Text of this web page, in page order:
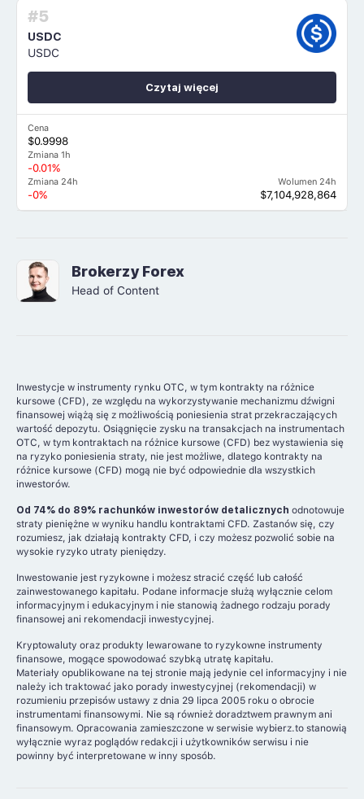
#5
USDC
USDC
Cena
$0.9998
Zmiana 1h
-0.01%
Zmiana 24h
-0%
Wolumen 24h
$7,104,928,864
Czytaj więcej
Brokerzy Forex
Head of Content
Inwestycje w instrumenty rynku OTC, w tym kontrakty na różnice
kursowe (CFD), ze względu na wykorzystywanie mechanizmu dźwigni
finansowej wiążą się z możliwością poniesienia strat przekraczających
wartość depozytu. Osiągnięcie zysku na transakcjach na instrumentach
OTC, w tym kontraktach na różnice kursowe (CFD) bez wystawienia się
na ryzyko poniesienia straty, nie jest możliwe, dlatego kontrakty na
różnice kursowe (CFD) mogą nie być odpowiednie dla wszystkich
inwestorów.
Od 74% do 89% rachunków inwestorów detalicznych odnotowuje
straty pieniężne w wyniku handlu kontraktami CFD. Zastanów się, czy
rozumiesz, jak działają kontrakty CFD, i czy możesz pozwolić sobie na
wysokie ryzyko utraty pieniędzy.
Inwestowanie jest ryzykowne i możesz stracić część lub całość
zainwestowanego kapitału. Podane informacje służą wyłącznie celom
informacyjnym i edukacyjnym i nie stanowią żadnego rodzaju porady
finansowej ani rekomendacji inwestycyjnej.
Kryptowaluty oraz produkty lewarowane to ryzykowne instrumenty
finansowe, mogące spowodować szybką utratę kapitału.
Materiały opublikowane na tej stronie mają jedynie cel informacyjny i nie
należy ich traktować jako porady inwestycyjnej (rekomendacji) w
rozumieniu przepisów ustawy z dnia 29 lipca 2005 roku o obrocie
instrumentami finansowymi. Nie są również doradztwem prawnym ani
finansowym. Opracowania zamieszczone w serwisie wybierz.to stanowią
wyłącznie wyraz poglądów redakcji i użytkowników serwisu i nie
powinny być interpretowane w inny sposób.